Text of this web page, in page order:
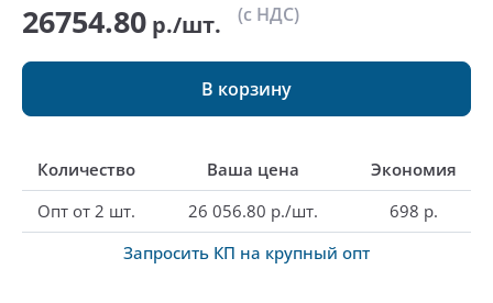
26754.80 р./шт. (с НДС)
В корзину
Количество Ваша цена
Экономия
Опт от 2 шт.
26 056.80 р./шт.
698 р.
Запросить КП на крупный опт